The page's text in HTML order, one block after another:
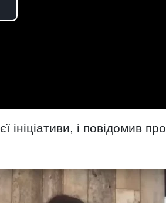
ініціативи, і повідомив про